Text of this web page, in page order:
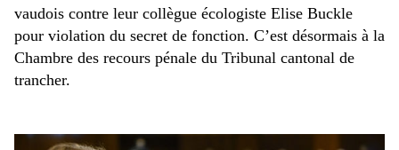
vaudois contre leur collègue écologiste Elise Buckle
pour violation du secret de fonction. C’est désormais à la
Chambre des recours pénale du Tribunal cantonal de
trancher.